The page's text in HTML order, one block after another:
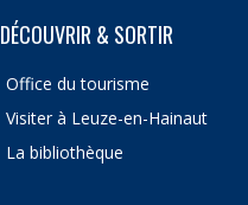
DÉCOUVRIR & SORTIR
Office du tourisme
Visiter à Leuze-en-Hainaut
La bibliothèque